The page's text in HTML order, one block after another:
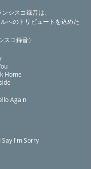
シスコ録音は、
へのトリビュートを込めた
スコ録音）
Home
Again
Say I'm Sorry